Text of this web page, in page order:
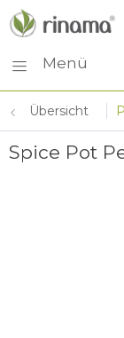
Menü
Übersicht
Spice Pot